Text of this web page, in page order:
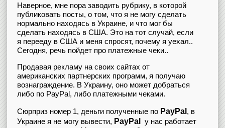
Наверное, мне пора заводить рубрику, в которой
публиковать посты, о том, что я не могу сделать
нормально находясь в Украине, и что мог бы
сделать находясь в США. Это на тот случай, если
я перееду в США и меня спросят, почему я уехал..
Сегодня, речь пойдет про платежные чеки..
Продавая рекламу на своих сайтах от
американских партнерских программ, я получаю
вознаграждение. В Украину, оно может добраться
либо по PayPal, либо платежными чеками.
Сюрприз номер 1, деньги полученные по PayPal, в
Украине я не могу вывести, PayPal у нас работает